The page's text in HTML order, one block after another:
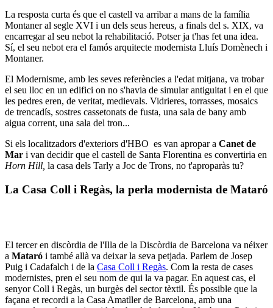
La resposta curta és que el castell va arribar a mans de la família
Montaner al segle XVI i un dels seus hereus, a finals del s. XIX, va
encarregar al seu nebot la rehabilitació. Potser ja t'has fet una idea.
Sí, el seu nebot era el famós arquitecte modernista Lluís Domènech i
Montaner.
El Modernisme, amb les seves referències a l'edat mitjana, va trobar
el seu lloc en un edifici on no s'havia de simular antiguitat i en el que
les pedres eren, de veritat, medievals. Vidrieres, torrasses, mosaics
de trencadís, sostres cassetonats de fusta, una sala de bany amb
aigua corrent, una sala del tron...
Si els localitzadors d'exteriors d'HBO es van apropar a Canet de
Mar i van decidir que el castell de Santa Florentina es convertiria en
Horn Hill, la casa dels Tarly a Joc de Trons, no t'aproparàs tu?
La Casa Coll i Regàs, la perla modernista de Mataró
El tercer en discòrdia de l'Illa de la Discòrdia de Barcelona va néixer
a Mataró i també allà va deixar la seva petjada. Parlem de Josep
Puig i Cadafalch i de la Casa Coll i Regàs. Com la resta de cases
modernistes, pren el seu nom de qui la va pagar. En aquest cas, el
senyor Coll i Regàs, un burgès del sector tèxtil. És possible que la
façana et recordi a la Casa Amatller de Barcelona, amb una